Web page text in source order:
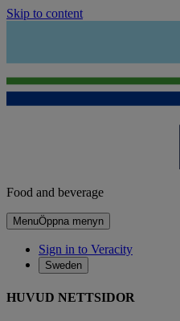
Skip to content
Food and beverage
MenuÖppna menyn
Sign in to Veracity
Sweden
HUVUD NETTSIDOR